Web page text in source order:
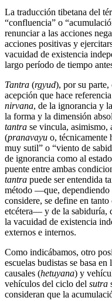
La traducción tibetana del
“confluencia” o
renunciar a las acciones
acciones positivas y
vacuidad de existencia
largo período de tiempo
Tantra (rgyud), por su
acepción que hace
nirvana, de la ignorancia y
la forma y la dimensión
tantra se vincula, asimismo,
(pranavayu o, técnicamente
muy sutil” o “viento de
de ignorancia como al
puente entre ambas
tantra puede ser entendida
método ―que, dependiendo
considere, se define en
etcétera― y de la sabiduría,
la vacuidad de existencia
externos e internos.
Como indicábamos, otro
escuelas budistas se basa
causales (hetuyana) y
vehículos del ciclo del sutra
consideran que la